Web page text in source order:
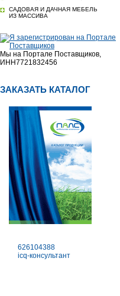
САДОВАЯ И ДАЧНАЯ МЕБЕЛЬ
ИЗ МАССИВА
Мы на Портале Поставщиков,
ИНН7721832456
ЗАКАЗАТЬ КАТАЛОГ
626104388
icq-консультант